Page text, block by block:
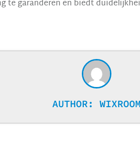
te garanderen en biedt
AUTHOR: WIXROOM